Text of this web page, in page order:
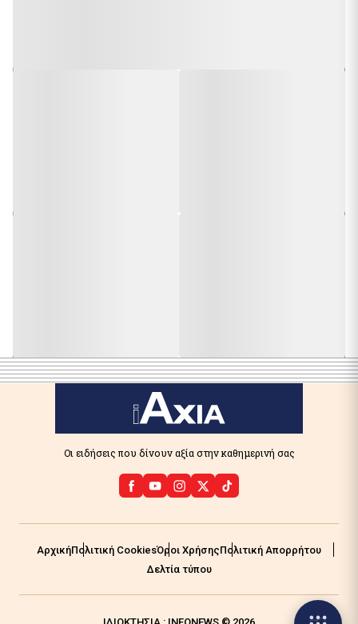
Οι ειδήσεις που δίνουν αξία στην καθημερινή σας
ΑρχικήΠολιτική CookiesΌροι ΧρήσηςΠολιτική Απορρήτου
Δελτία τύπου